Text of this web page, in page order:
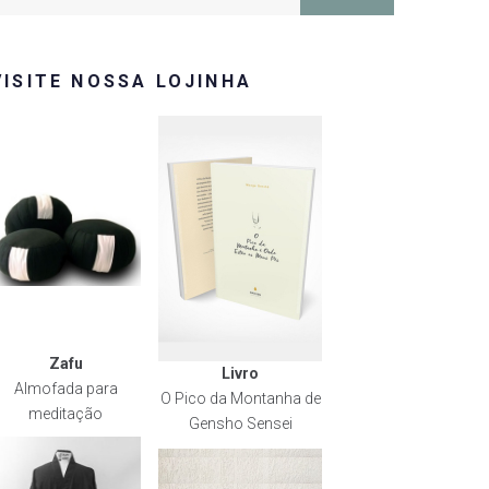
NOSSA LOJINHA
Zafu
Almofada para
meditação
Livro
O Pico da Montanha de
Gensho Sensei